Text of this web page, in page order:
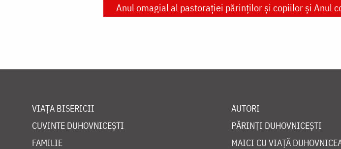
Anul omagial al pastorației părinților și copiilor și Anul
VIAȚA BISERICII
CUVINTE DUHOVNICEȘTI
FAMILIE
AUTORI
PĂRINȚI DUHOVNICEȘTI
MAICI CU VIAȚĂ